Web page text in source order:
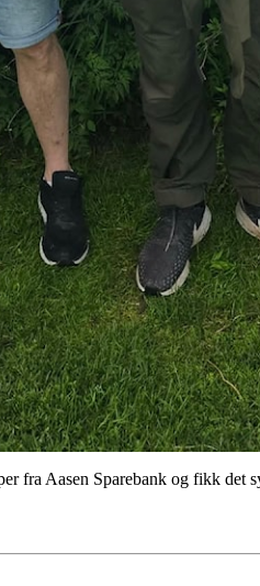
fra Aasen Sparebank og fikk det